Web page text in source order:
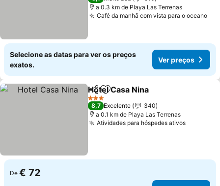
a 0.3 km de Playa Las Terrenas
Café da manhã com vista para o oceano
Selecione as datas para ver os preços
exatos.
Ver preços
PartilharAdicionar aos favoritos
Hotel Casa Nina
3 Estrelas
8,7 Excelente
340
a 0.1 km de Playa Las Terrenas
Atividades para hóspedes ativosVer
De € 72